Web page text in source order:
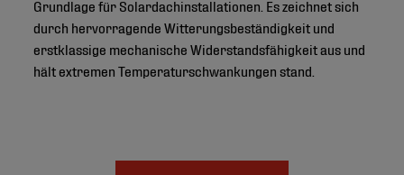
Grundlage für Solardachinstallationen. Es zeichnet sich
durch hervorragende Witterungsbeständigkeit und
erstklassige mechanische Widerstandsfähigkeit aus und
hält extremen Temperaturschwankungen stand.